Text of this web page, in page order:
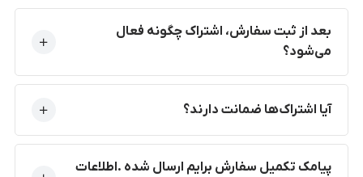
بعد از ثبت سفارش، اشتراک چگونه فعال
می‌شود؟
آیا اشتراک‌ها ضمانت دارند؟
پیامک تکمیل سفارش برایم ارسال شده .اطلاعات